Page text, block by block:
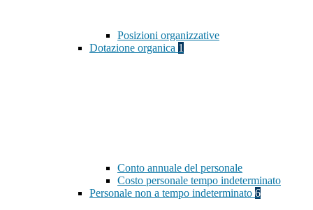
Posizioni organizzative
Dotazione organica 1
Conto annuale del personale
Costo personale tempo indeterminato
Personale non a tempo indeterminato 6